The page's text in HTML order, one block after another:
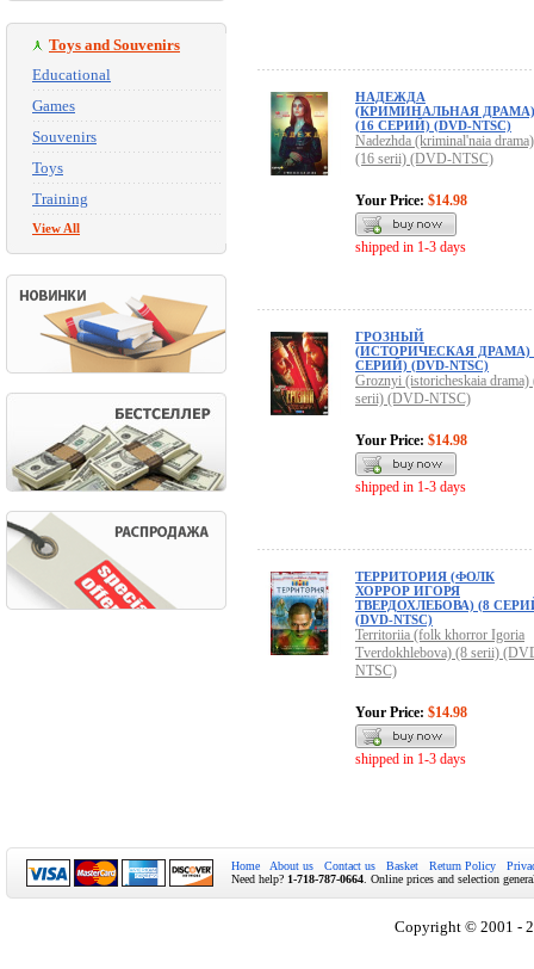
Toys and Souvenirs
Educational
Games
Souvenirs
Toys
Training
View All
НАДЕЖДА
(КРИМИНАЛЬНАЯ ДРАМА)
(16 СЕРИЙ) (DVD-NTSC)
Nadezhda (kriminal'naia drama)
(16 serii) (DVD-NTSC)
Your Price: $14.98
shipped in 1-3 days
ГРОЗНЫЙ
(ИСТОРИЧЕСКАЯ ДРАМА)
СЕРИЙ) (DVD-NTSC)
Groznyi (istoricheskaia drama)
serii) (DVD-NTSC)
Your Price: $14.98
shipped in 1-3 days
ТЕРРИТОРИЯ (ФОЛК
ХОРРОР ИГОРЯ
ТВЕРДОХЛЕБОВА) (8
(DVD-NTSC)
Territoriia (folk khorror Igoria
Tverdokhlebova) (8 serii)
NTSC)
Your Price: $14.98
shipped in 1-3 days
Home About us Contact us Basket Return Policy
Need help? 1-718-787-0664 . Online prices and selection
Copyright © 2001 -